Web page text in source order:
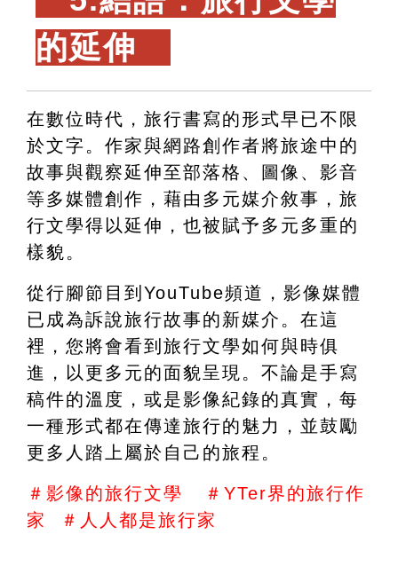
的延伸
在數位時代，旅行書寫的形式早已不限
於文字。作家與網路創作者將旅途中的
故事與觀察延伸至部落格、圖像、影音
等多媒體創作，藉由多元媒介敘事，旅
行文學得以延伸，也被賦予多元多重的
樣貌。
從行腳節目到YouTube頻道，影像媒體
已成為訴說旅行故事的新媒介。在這
裡，您將會看到旅行文學如何與時俱
進，以更多元的面貌呈現。不論是手寫
稿件的溫度，或是影像紀錄的真實，每
一種形式都在傳達旅行的魅力，並鼓勵
更多人踏上屬於自己的旅程。
＃影像的旅行文學   ＃YTer界的旅行作
家  ＃人人都是旅行家